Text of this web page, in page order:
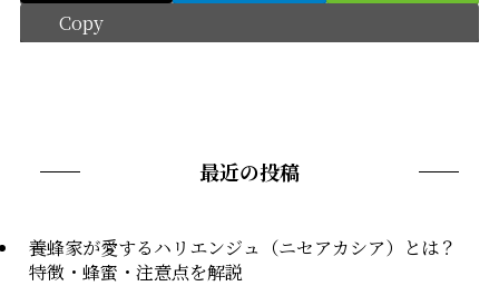
Copy
最近の投稿
養蜂家が愛するハリエンジュ（ニセアカシア）とは？
特徴・蜂蜜・注意点を解説